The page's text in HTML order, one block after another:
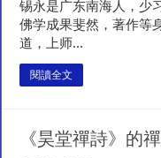
锡永是广东南海人，少
佛学成果斐然，著作等
道，上师...
閱讀全文
《昊堂禪詩》的